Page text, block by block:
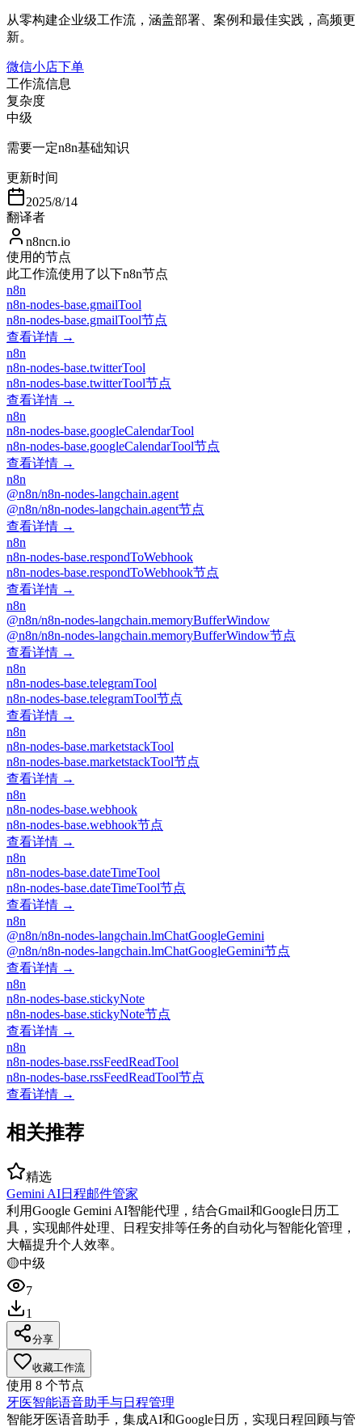
从零构建企业级工作流，涵盖部署、案例和最佳实践，高频更
新。
微信小店下单
工作流信息
复杂度
中级
需要一定n8n基础知识
更新时间
2025/8/14
翻译者
n8ncn.io
使用的节点
此工作流使用了以下n8n节点
n8n
n8n-nodes-base.gmailTool
n8n-nodes-base.gmailTool节点
查看详情 →
n8n
n8n-nodes-base.twitterTool
n8n-nodes-base.twitterTool节点
查看详情 →
n8n
n8n-nodes-base.googleCalendarTool
n8n-nodes-base.googleCalendarTool节点
查看详情 →
n8n
@n8n/n8n-nodes-langchain.agent
@n8n/n8n-nodes-langchain.agent节点
查看详情 →
n8n
n8n-nodes-base.respondToWebhook
n8n-nodes-base.respondToWebhook节点
查看详情 →
n8n
@n8n/n8n-nodes-langchain.memoryBufferWindow
@n8n/n8n-nodes-langchain.memoryBufferWindow节点
查看详情 →
n8n
n8n-nodes-base.telegramTool
n8n-nodes-base.telegramTool节点
查看详情 →
n8n
n8n-nodes-base.marketstackTool
n8n-nodes-base.marketstackTool节点
查看详情 →
n8n
n8n-nodes-base.webhook
n8n-nodes-base.webhook节点
查看详情 →
n8n
n8n-nodes-base.dateTimeTool
n8n-nodes-base.dateTimeTool节点
查看详情 →
n8n
@n8n/n8n-nodes-langchain.lmChatGoogleGemini
@n8n/n8n-nodes-langchain.lmChatGoogleGemini节点
查看详情 →
n8n
n8n-nodes-base.stickyNote
n8n-nodes-base.stickyNote节点
查看详情 →
n8n
n8n-nodes-base.rssFeedReadTool
n8n-nodes-base.rssFeedReadTool节点
查看详情 →
相关推荐
精选
Gemini AI日程邮件管家
利用Google Gemini AI智能代理，结合Gmail和Google日历工
具，实现邮件处理、日程安排等任务的自动化与智能化管理，
大幅提升个人效率。
🟡中级
7
1
分享
收藏工作流
使用 8 个节点
牙医智能语音助手与日程管理
智能牙医语音助手，集成AI和Google日历，实现日程回顾与管